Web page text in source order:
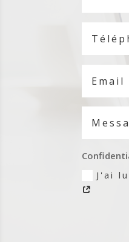
J'ai